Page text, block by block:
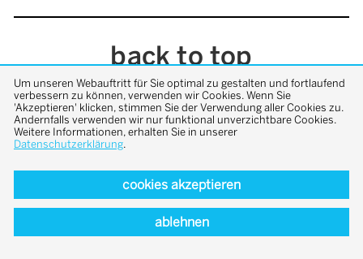
back to top
Um unseren Webauftritt für Sie optimal zu gestalten und fortlaufend
verbessern zu können, verwenden wir Cookies. Wenn Sie
'Akzeptieren' klicken, stimmen Sie der Verwendung aller Cookies zu.
Andernfalls verwenden wir nur funktional unverzichtbare Cookies.
Weitere Informationen, erhalten Sie in unserer
Datenschutzerklärung.
cookies akzeptieren
ablehnen